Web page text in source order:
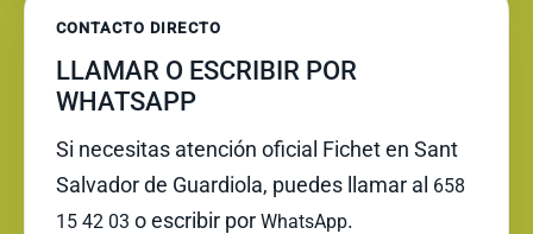
CONTACTO DIRECTO
LLAMAR O ESCRIBIR POR
WHATSAPP
Si necesitas atención oficial Fichet en Sant
Salvador de Guardiola, puedes llamar al 658
15 42 03 o escribir por WhatsApp.